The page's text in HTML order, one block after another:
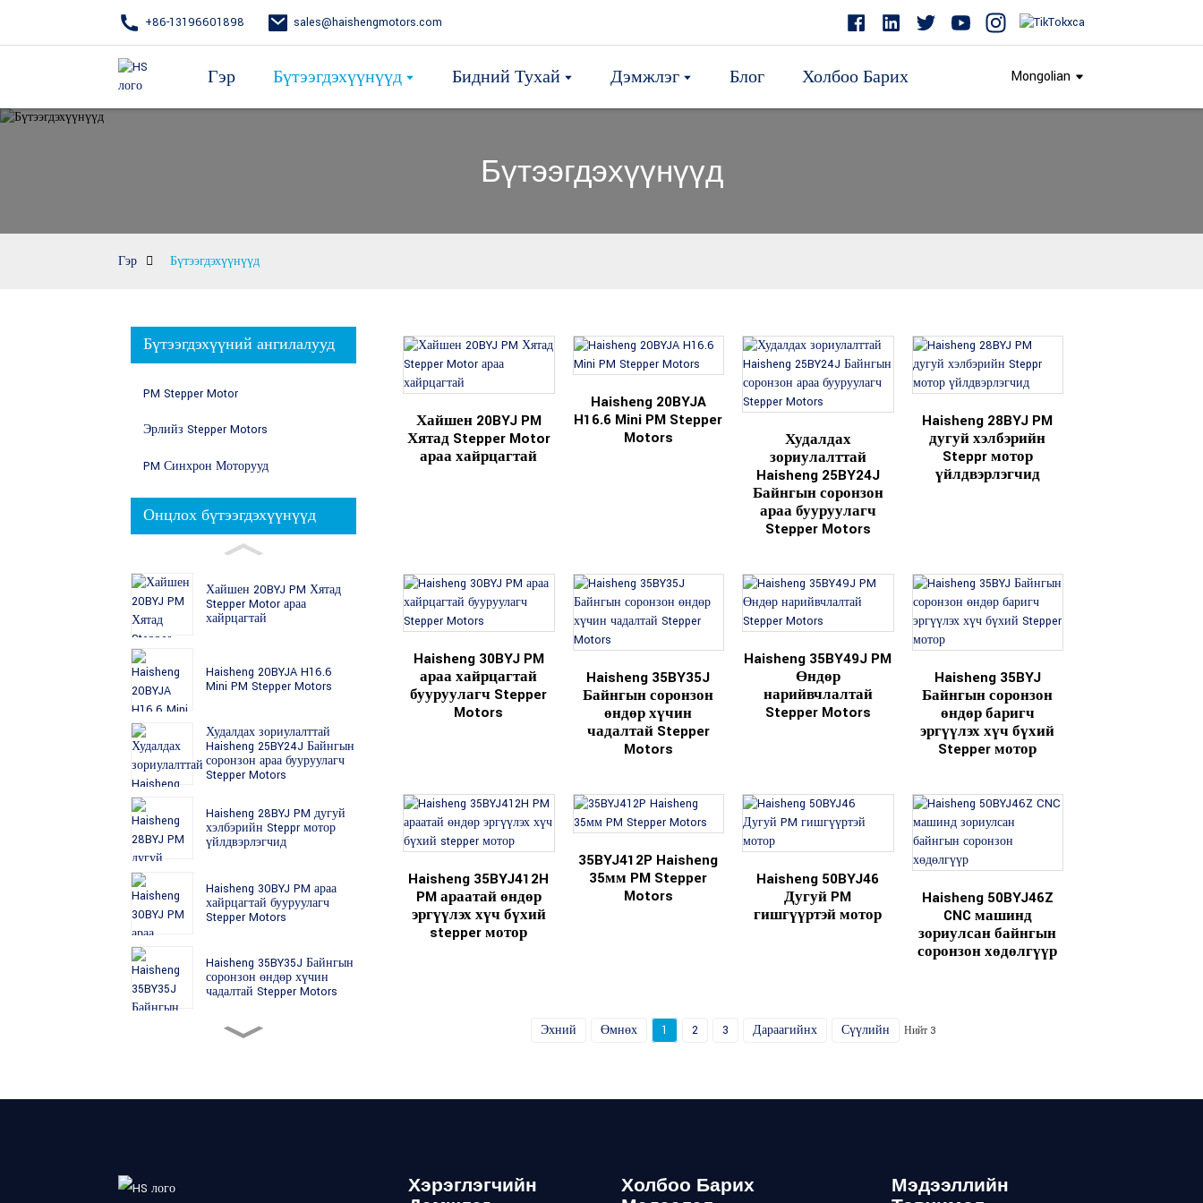
+86-13196601898 sales@haishengmotors.com
Гэр Бүтээгдэхүүнүүд Бидний Тухай Дэмжлэг Блог Холбоо Барих Mongolian
Бүтээгдэхүүнүүд
Гэр Бүтээгдэхүүнүүд
Бүтээгдэхүүний ангилалууд
PM Stepper Motor
Эрлийз Stepper Motors
PM Синхрон Моторууд
Онцлох бүтээгдэхүүнүүд
Хайшен 20BYJ PM Хятад
Stepper Motor араа
хайрцагтай
Haisheng 20BYJA H16.6
Mini PM Stepper Motors
Худалдах зориулалттай
Haisheng 25BY24J Байнгын
соронзон араа бууруулагч
Stepper Motors
Haisheng 28BYJ PM дугуй
хэлбэрийн Steppr мотор
үйлдвэрлэгчид
Haisheng 30BYJ PM араа
хайрцагтай бууруулагч
Stepper Motors
Haisheng 35BY35J Байнгын
соронзон өндөр хүчин
чадалтай Stepper Motors
Haisheng 35BY49J PM
Хайшен 20BYJ PM
Хятад Stepper Motor
араа хайрцагтай
Haisheng 20BYJA
H16.6 Mini PM Stepper
Motors
Худалдах
зориулалттай
Haisheng 25BY24J
Байнгын соронзон
араа бууруулагч
Stepper Motors
Haisheng 28BYJ PM
дугуй хэлбэрийн
Steppr мотор
үйлдвэрлэгчид
Haisheng 30BYJ PM
араа хайрцагтай
бууруулагч Stepper
Motors
Haisheng 35BY35J
Байнгын соронзон
өндөр хүчин
чадалтай Stepper
Motors
Haisheng 35BY49J PM
Өндөр
нарийвчлалтай
Stepper Motors
Haisheng 35BYJ
Байнгын соронзон
өндөр баригч
эргүүлэх хүч бүхий
Stepper мотор
Haisheng 35BYJ412H
PM араатай өндөр
эргүүлэх хүч бүхий
stepper мотор
35BYJ412P Haisheng
35мм PM Stepper
Motors
Haisheng 50BYJ46
Дугуй PM
гишгүүртэй мотор
Haisheng 50BYJ46Z
CNC машинд
зориулсан байнгын
соронзон хөдөлгүүр
Эхний Өмнөх 1 2 3 Дараагийнх Сүүлийн Нийт 3
Хэрэглэгчийн
Холбоо Барих
Мэдээллийн